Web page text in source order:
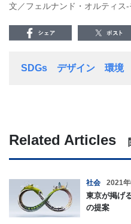
文／フェルナンド・オルティ
SDGs デザイン 環境
Related Articles
社会 2021
東京が掲げ
の提案